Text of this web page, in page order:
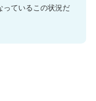
っているこの状況だ